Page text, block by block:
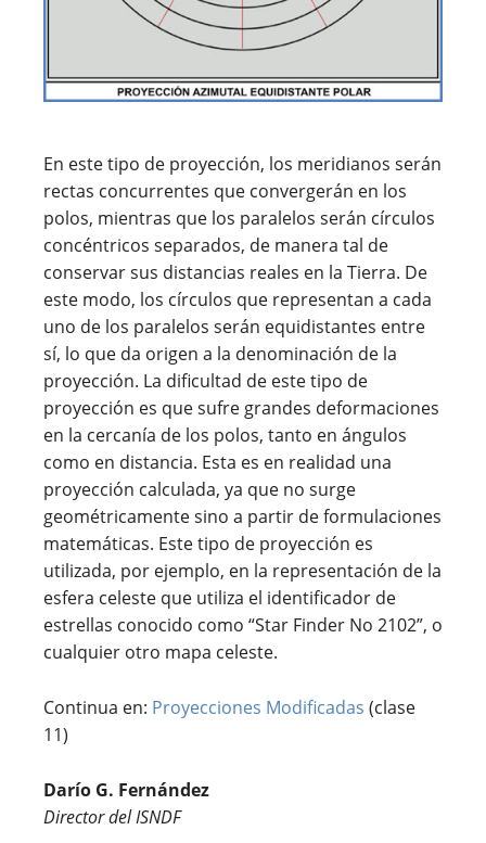
En este tipo de proyección, los meridianos serán
rectas concurrentes que convergerán en los
polos, mientras que los paralelos serán círculos
concéntricos separados, de manera tal de
conservar sus distancias reales en la Tierra. De
este modo, los círculos que representan a cada
uno de los paralelos serán equidistantes entre
sí, lo que da origen a la denominación de la
proyección. La dificultad de este tipo de
proyección es que sufre grandes deformaciones
en la cercanía de los polos, tanto en ángulos
como en distancia. Esta es en realidad una
proyección calculada, ya que no surge
geométricamente sino a partir de formulaciones
matemáticas. Este tipo de proyección es
utilizada, por ejemplo, en la representación de la
esfera celeste que utiliza el identificador de
estrellas conocido como “Star Finder No 2102”, o
cualquier otro mapa celeste.
Continua en: Proyecciones Modificadas (clase
11)
Darío G. Fernández
Director del ISNDF